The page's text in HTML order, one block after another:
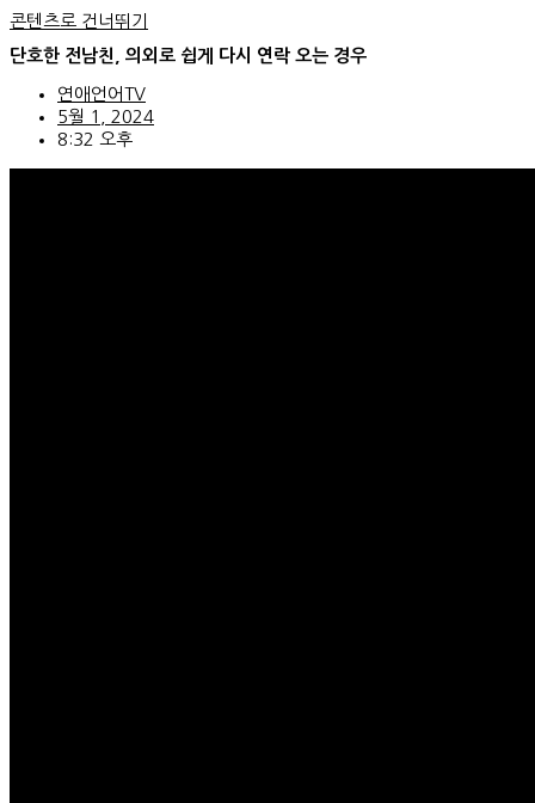
콘텐츠로 건너뛰기
단호한 전남친, 의외로 쉽게 다시 연락 오는 경우
연애언어TV
5월 1, 2024
8:32 오후